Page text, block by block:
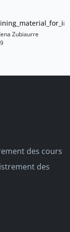
Zubiaurre
des cours
des